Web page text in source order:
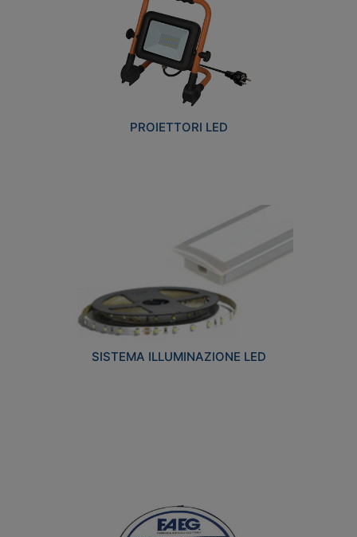
PROIETTORI LED
SISTEMA ILLUMINAZIONE LED